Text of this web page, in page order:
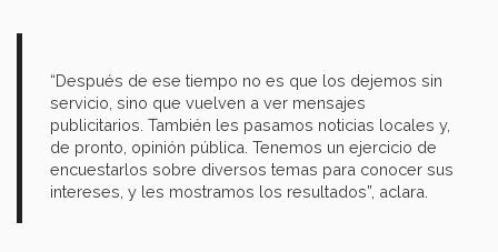
“Después de ese tiempo no es que los dejemos sin
servicio, sino que vuelven a ver mensajes
publicitarios. También les pasamos noticias locales y,
de pronto, opinión pública. Tenemos un ejercicio de
encuestarlos sobre diversos temas para conocer sus
intereses, y les mostramos los resultados”, aclara.